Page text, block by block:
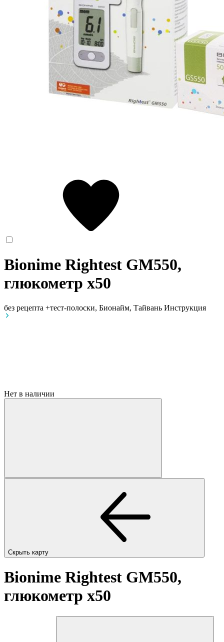
Bionime Rightest GM550,
глюкометр x50
без рецепта +тест-полоски, Бионайм, Тайвань Инструкция
Нет в наличии
Скрыть карту
Bionime Rightest GM550,
глюкометр x50